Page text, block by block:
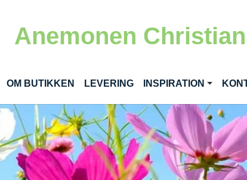
Anemonen
OM BUTIKKEN LEVERING INSPIRATION